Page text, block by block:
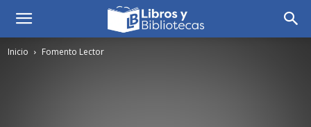
Inicio Fomento Lector